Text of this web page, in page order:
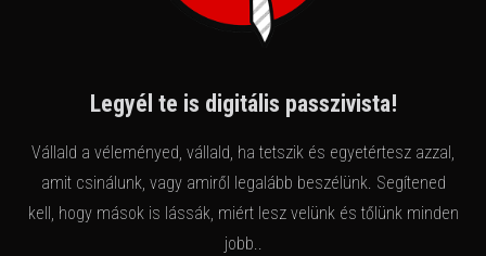
Legyél te is digitális passzivista!
Vállald a véleményed, vállald, ha tetszik és egyetértesz azzal,
amit csinálunk, vagy amiről legalább beszélünk. Segítened
kell, hogy mások is lássák, miért lesz velünk és tőlünk minden
jobb..